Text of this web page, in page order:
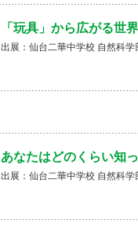
「玩具」から広がる世
出展：仙台二華中学校 自然科学
あなたはどのくらい知
出展：仙台二華中学校 自然科学